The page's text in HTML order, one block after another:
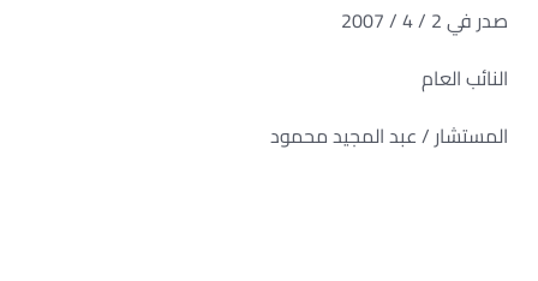
صدر في 2 / 4 / 2007
النائب العام
المستشار / عبد المجيد محمود